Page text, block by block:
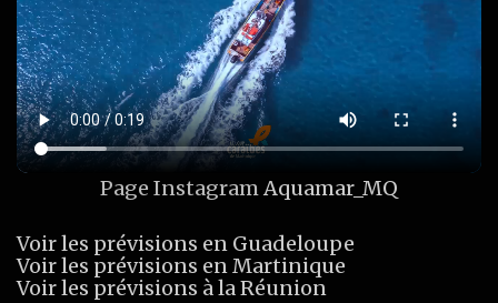
Page InstagramAquamar_MQ
Voir les prévisions en Guadeloupe
Voir les prévisions en Martinique
Voir les prévisions à la Réunion